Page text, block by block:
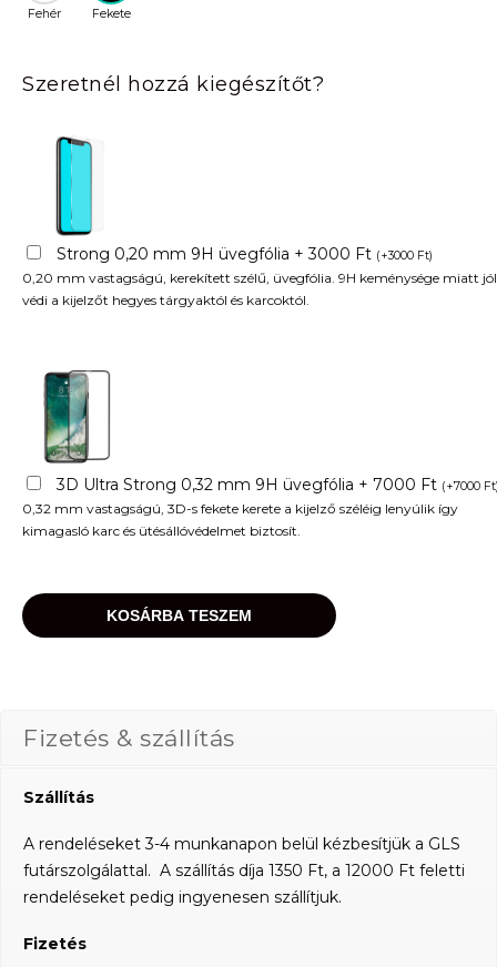
Fehér Fekete
Szeretnél hozzá kiegészítőt?
Strong 0,20 mm 9H üvegfólia + 3000 Ft (+3000 Ft)
0,20 mm vastagságú, kerekített szélű, üvegfólia. 9H keménysége miatt jól
védi a kijelzőt hegyes tárgyaktól és karcoktól.
3D Ultra Strong 0,32 mm 9H üvegfólia + 7000 Ft (+7000 Ft
0,32 mm vastagságú, 3D-s fekete kerete a kijelző széléig lenyúlik így
kimagasló karc és ütésállóvédelmet biztosít.
KOSÁRBA TESZEM
Fizetés & szállítás
Szállítás
A rendeléseket 3-4 munkanapon belül kézbesítjük a GLS
futárszolgálattal. A szállítás díja 1350 Ft, a 12000 Ft feletti
rendeléseket pedig ingyenesen szállítjuk.
Fizetés